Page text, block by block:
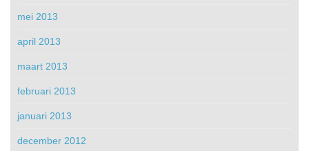
mei 2013
april 2013
maart 2013
februari 2013
januari 2013
december 2012